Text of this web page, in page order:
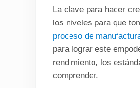
La clave para hacer
los niveles para que
proceso de
para lograr este
rendimiento, los
comprender.